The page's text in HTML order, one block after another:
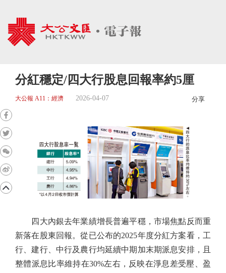
分紅穩定/四大行股息回報率約5厘
大公報 A11：經濟 2026-04-07 分享
四大內銀去年業績增長普遍平穩，市場焦點反而重
新落在股東回報。從已公布的2025年度分紅方案看，工
行、建行、中行及農行均延續中期加末期派息安排，且
整體派息比率維持在30%左右，反映在淨息差受壓、盈